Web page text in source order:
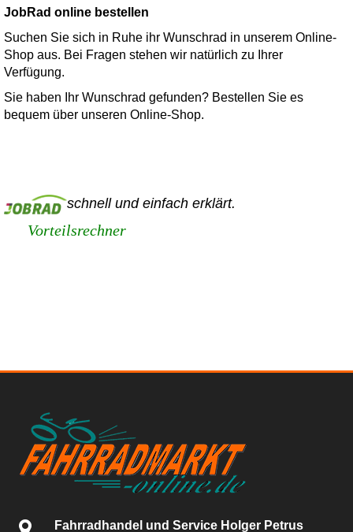
JobRad online bestellen
Suchen Sie sich in Ruhe ihr Wunschrad in unserem Online-
Shop aus. Bei Fragen stehen wir natürlich zu Ihrer
Verfügung.
Sie haben Ihr Wunschrad gefunden? Bestellen Sie es
bequem über unseren Online-Shop.
schnell und einfach erklärt.
Vorteilsrechner
Fahrradhandel und Service Holger Petrus